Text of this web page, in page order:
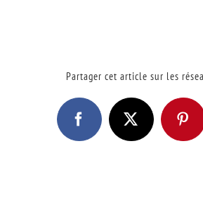
Partager cet article sur les
Facebook
X